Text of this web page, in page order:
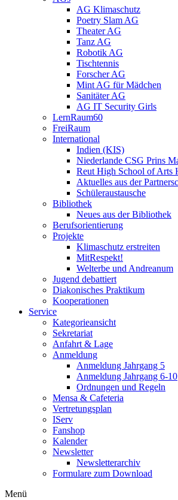
AG Klimaschutz
Poetry Slam AG
Theater AG
Tanz AG
Robotik AG
Tischtennis
Forscher AG
Mint AG für Mädchen
Sanitäter AG
AG IT Security Girls
LernRaum60
FreiRaum
International
Indien (KIS)
Niederlande CSG Prins
Reut High School of Arts
Aktuelles aus der
Schüleraustausche
Bibliothek
Neues aus der Bibliothek
Berufsorientierung
Projekte
Klimaschutz erstreiten
MitRespekt!
Welterbe und Andreanum
Jugend debattiert
Diakonisches Praktikum
Kooperationen
Service
Kategorieansicht
Sekretariat
Anfahrt & Lage
Anmeldung
Anmeldung Jahrgang 5
Anmeldung Jahrgang 6-10
Ordnungen und Regeln
Mensa & Cafeteria
Vertretungsplan
IServ
Fanshop
Kalender
Newsletter
Newsletterarchiv
Formulare zum Download
Menü